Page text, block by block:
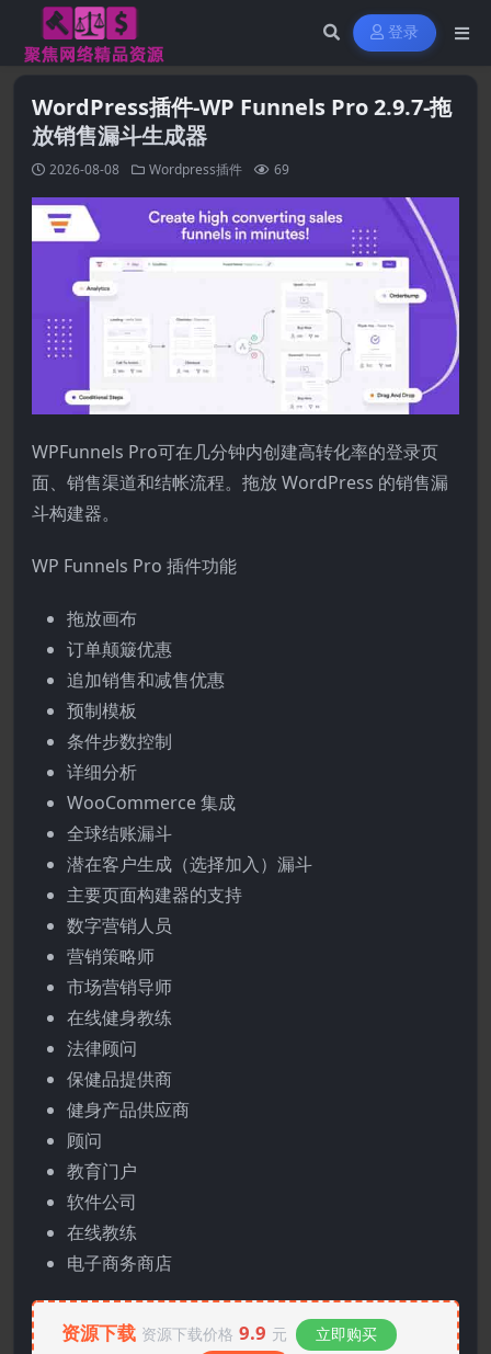
登录
WordPress插件-WP Funnels Pro 2.9.7-拖
放销售漏斗生成器
2026-08-08 Wordpress插件 69
WPFunnels Pro可在几分钟内创建高转化率的登录页
面、销售渠道和结帐流程。拖放 WordPress 的销售漏
斗构建器。
WP Funnels Pro 插件功能
拖放画布
订单颠簸优惠
追加销售和减售优惠
预制模板
条件步数控制
详细分析
WooCommerce 集成
全球结账漏斗
潜在客户生成（选择加入）漏斗
主要页面构建器的支持
数字营销人员
营销策略师
市场营销导师
在线健身教练
法律顾问
保健品提供商
健身产品供应商
顾问
教育门户
软件公司
在线教练
电子商务商店
资源下载 资源下载价格 9.9 元
立即购买